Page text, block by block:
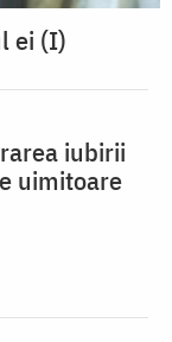
ei (I)
iubirii
uimitoare